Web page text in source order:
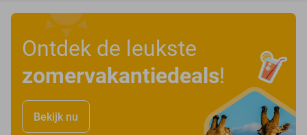
Ontdek de leukste
zomervakantiedeals!
Bekijk nu